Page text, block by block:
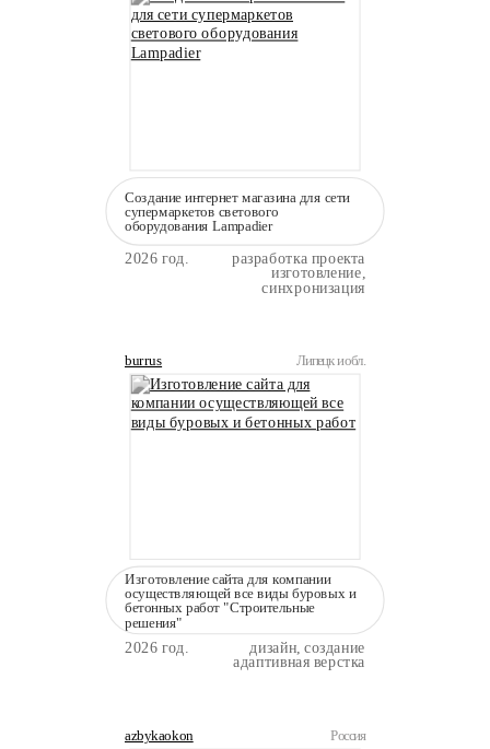
Создание интернет магазина для сети
супермаркетов светового
оборудования Lampadier
2026 год. разработка проекта
изготовление,
синхронизация
burrus Липецк и обл.
Изготовление сайта для компании
осуществляющей все виды буровых и
бетонных работ "Строительные
решения"
2026 год. дизайн, создание
адаптивная верстка
azbykaokon Россия